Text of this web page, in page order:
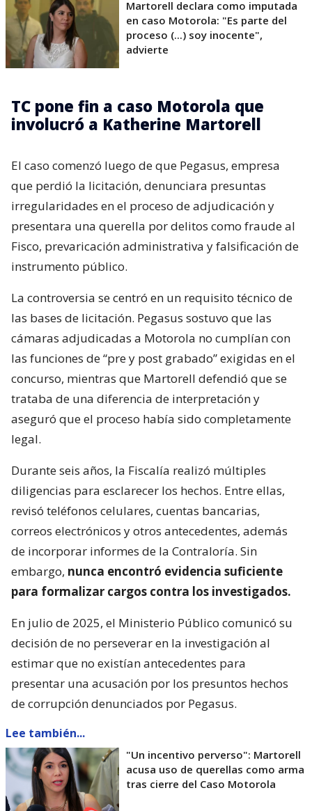
Martorell declara como imputada
en caso Motorola: "Es parte del
proceso (...) soy inocente",
advierte
TC pone fin a caso Motorola que
involucró a Katherine Martorell
El caso comenzó luego de que Pegasus, empresa
que perdió la licitación, denunciara presuntas
irregularidades en el proceso de adjudicación y
presentara una querella por delitos como fraude al
Fisco, prevaricación administrativa y falsificación de
instrumento público.
La controversia se centró en un requisito técnico de
las bases de licitación. Pegasus sostuvo que las
cámaras adjudicadas a Motorola no cumplían con
las funciones de “pre y post grabado” exigidas en el
concurso, mientras que Martorell defendió que se
trataba de una diferencia de interpretación y
aseguró que el proceso había sido completamente
legal.
Durante seis años, la Fiscalía realizó múltiples
diligencias para esclarecer los hechos. Entre ellas,
revisó teléfonos celulares, cuentas bancarias,
correos electrónicos y otros antecedentes, además
de incorporar informes de la Contraloría. Sin
embargo, nunca encontró evidencia suficiente
para formalizar cargos contra los investigados.
En julio de 2025, el Ministerio Público comunicó su
decisión de no perseverar en la investigación al
estimar que no existían antecedentes para
presentar una acusación por los presuntos hechos
de corrupción denunciados por Pegasus.
Lee también...
"Un incentivo perverso": Martorell
acusa uso de querellas como arma
tras cierre del Caso Motorola